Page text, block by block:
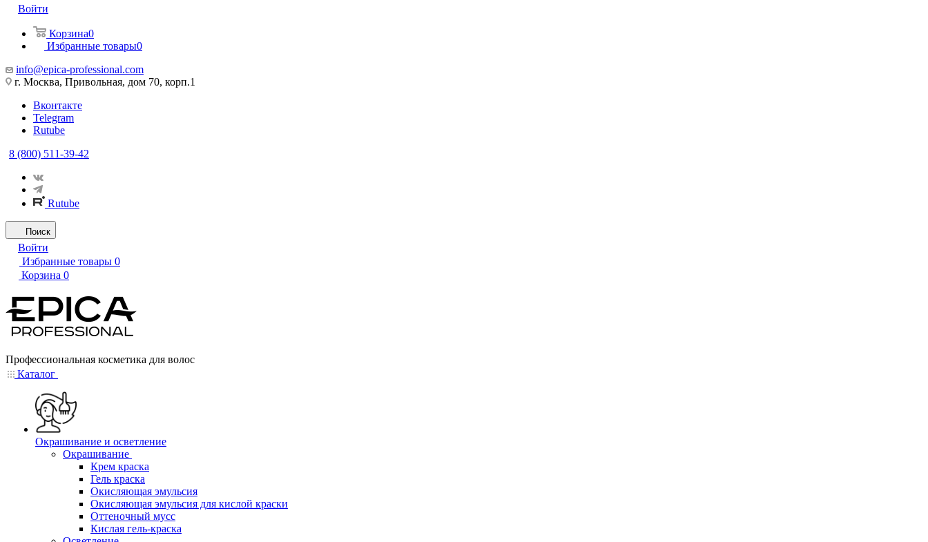
Войти
Корзина0
Избранные товары0
info@epica-professional.com
г. Москва, Привольная, дом 70, корп.1
Вконтакте
Telegram
Rutube
8 (800) 511-39-42
Rutube
Поиск
Войти
Избранные товары 0
Корзина 0
Профессиональная косметика для волос
Каталог
Окрашивание и осветление
Окрашивание
Крем краска
Гель краска
Окисляющая эмульсия
Окисляющая эмульсия для кислой краски
Оттеночный мусс
Кислая гель-краска